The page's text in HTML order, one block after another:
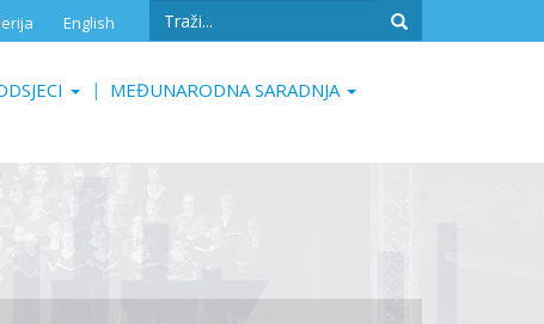
English
Search
MEĐUNARODNA SARADNJA